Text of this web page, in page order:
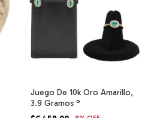
Juego De 10k Oro Amarillo,
3.9 Gramos °